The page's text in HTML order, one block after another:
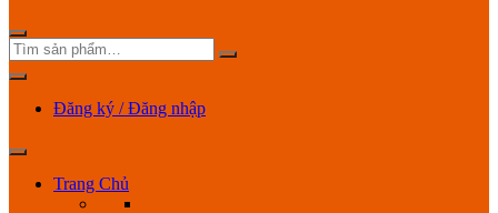
Đăng ký / Đăng nhập
Trang Chủ